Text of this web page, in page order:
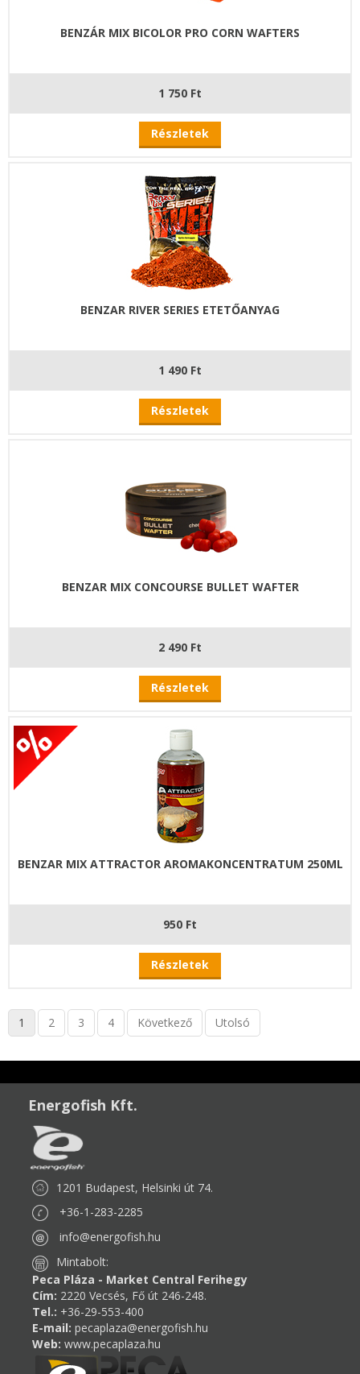
BENZÁR MIX BICOLOR PRO CORN WAFTERS
1 750 Ft
Részletek
BENZAR RIVER SERIES ETETŐANYAG
1 490 Ft
Részletek
BENZAR MIX CONCOURSE BULLET WAFTER
2 490 Ft
Részletek
BENZAR MIX ATTRACTOR AROMAKONCENTRATUM 250ML
950 Ft
Részletek
1 2 3 4 Következő Utolsó
Energofish Kft.
1201 Budapest, Helsinki út 74.
+36-1-283-2285
info@energofish.hu
Mintabolt:
Peca Pláza - Market Central Ferihegy
Cím: 2220 Vecsés, Fő út 246-248.
Tel.: +36-29-553-400
E-mail: pecaplaza@energofish.hu
Web: www.pecaplaza.hu